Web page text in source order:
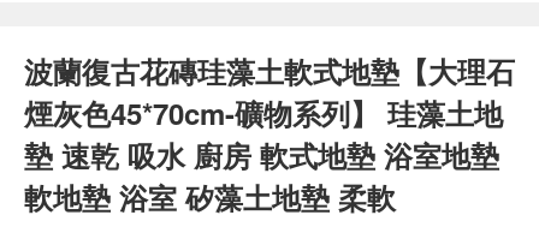
波蘭復古花磚珪藻土軟式地墊【大理石
煙灰色45*70cm-礦物系列】 珪藻土地
墊 速乾 吸水 廚房 軟式地墊 浴室地墊
軟地墊 浴室 矽藻土地墊 柔軟